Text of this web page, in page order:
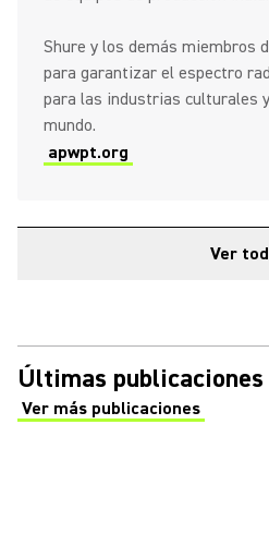
Shure y los demás miembros
para garantizar el espectro
para las industrias culturales
mundo.
apwpt.org
Ver
Últimas publicaciones
Ver más publicaciones